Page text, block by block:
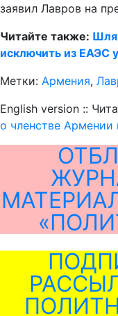
заявил Лавров на
Читайте также:
исключить из ЕАЭС
Метки: Армения,
English version ::
о членстве